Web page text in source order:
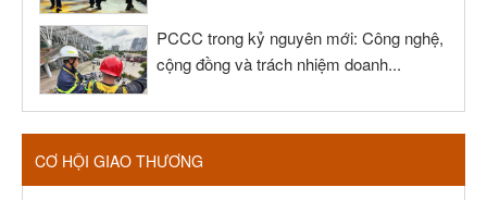
PCCC trong kỷ nguyên mới: Công nghệ,
cộng đồng và trách nhiệm doanh...
CƠ HỘI GIAO THƯƠNG